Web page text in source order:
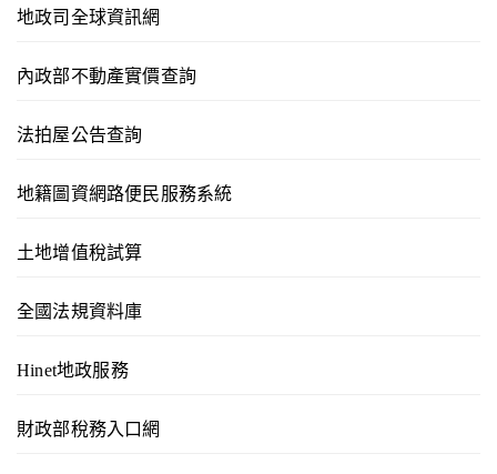
地政司全球資訊網
內政部不動產實價查詢
法拍屋公告查詢
地籍圖資網路便民服務系統
土地增值稅試算
全國法規資料庫
Hinet地政服務
財政部稅務入口網